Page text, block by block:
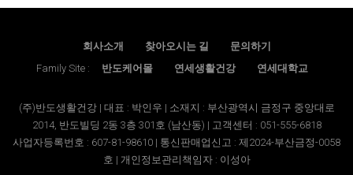
회사소개 찾아오시는 길
문의하기
Family Site :
반도케어몰 연세생활건강 연세대학교
(주)반도생활건강 | 대표 : 박인우 | 소재지 : 부산광역시 금정구 중앙대로
2014, 반도빌딩 2동 3층 301호 (남산동) | 고객센터 : 051-555-6818
사업자등록번호 : 607-81-98610 | 통신판매업신고 : 제2024-부산금정-0058
호 | 개인정보관리책임자 : 이성아